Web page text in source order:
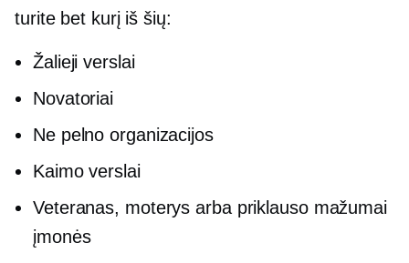
turite bet kurį iš šių:
Žalieji verslai
Novatoriai
Ne pelno organizacijos
Kaimo verslai
Veteranas, moterys arba priklauso mažumai
įmonės